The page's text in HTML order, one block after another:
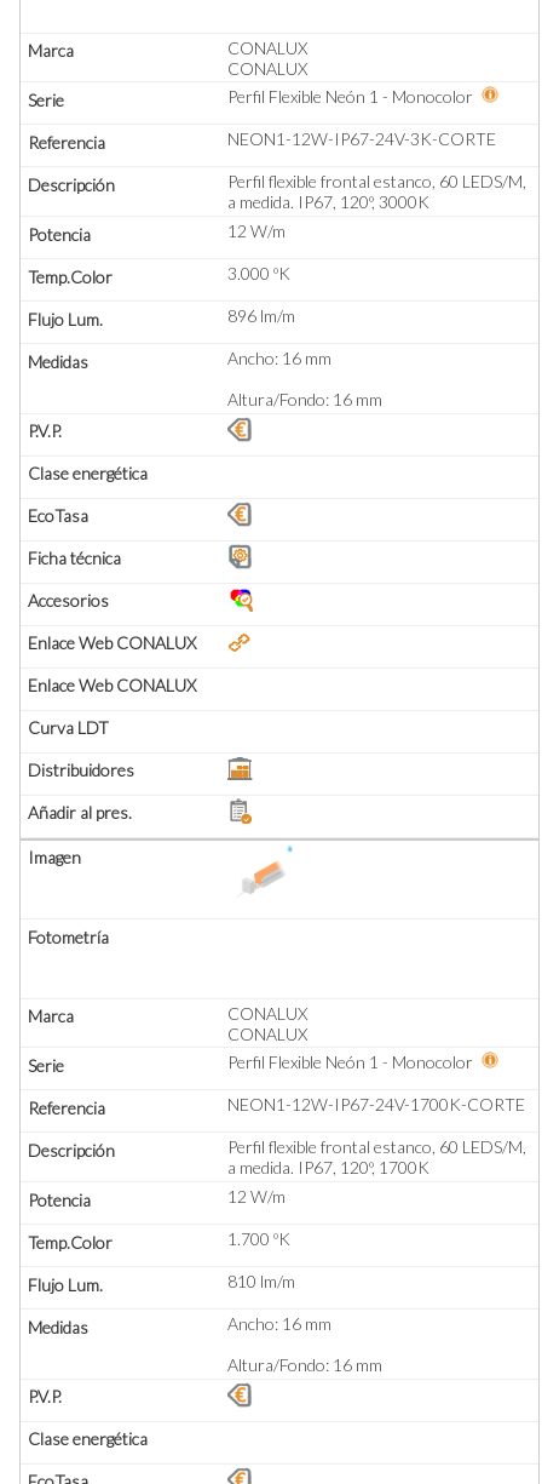
CONALUX
CONALUX
Perfil Flexible Neón 1 - Monocolor
NEON1-12W-IP67-24V-3K-CORTE
Perfil flexible frontal estanco, 60 LEDS/M,
a medida. IP67, 120º, 3000K
12 W/m
3.000 ºK
896 lm/m
Ancho: 16 mm
Altura/Fondo: 16 mm
CONALUX
CONALUX
Perfil Flexible Neón 1 - Monocolor
NEON1-12W-IP67-24V-1700K-CORTE
Perfil flexible frontal estanco, 60 LEDS/M,
a medida. IP67, 120º, 1700K
12 W/m
1.700 ºK
810 lm/m
Ancho: 16 mm
Altura/Fondo: 16 mm